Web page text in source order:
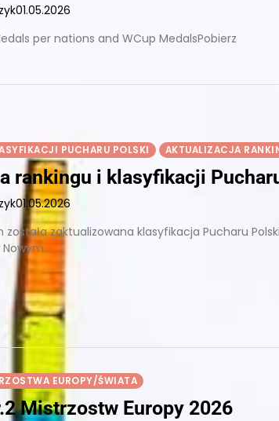
01.05.2026
per nations and WCup MedalsPobierz
PUCHARU POLSKI AKTUALIZACJA
rankingu i klasyfikacji
01.05.2026
została zaktualizowana klasyfikacja Pucharu
Nowym…
EUROPY/ŚWIATA
Mistrzostw Europy 2026